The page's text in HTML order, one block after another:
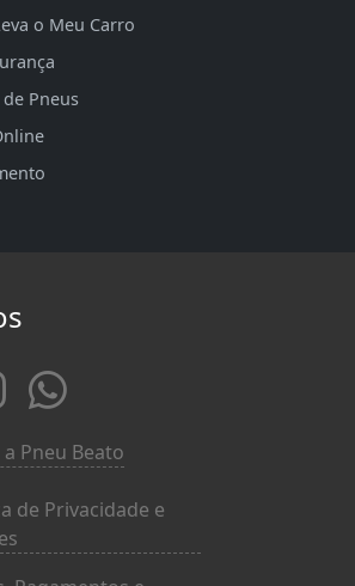
o Meu Carro
Pneus
Pneu Beato
de Privacidade e